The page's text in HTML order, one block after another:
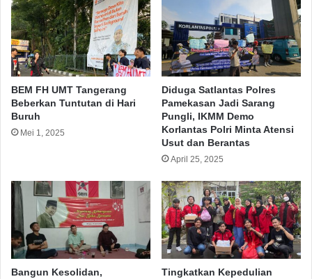
BEM FH UMT Tangerang
Beberkan Tuntutan di Hari
Buruh
Mei 1, 2025
Diduga Satlantas Polres
Pamekasan Jadi Sarang
Pungli, IKMM Demo
Korlantas Polri Minta Atensi
Usut dan Berantas
April 25, 2025
Bangun Kesolidan,
Tingkatkan Kepedulian